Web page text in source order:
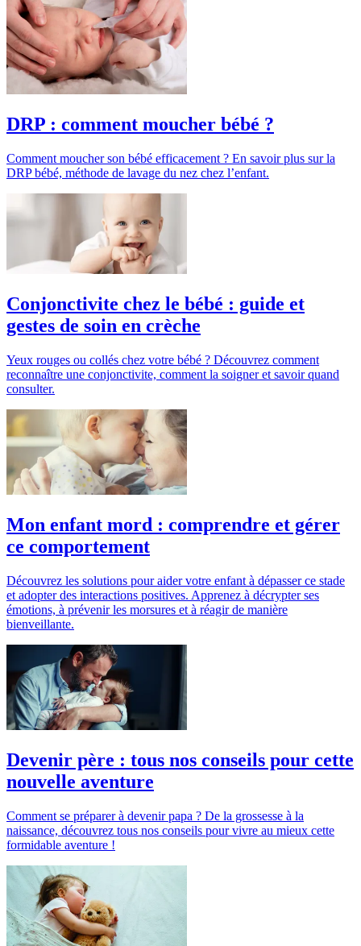
DRP : comment moucher bébé ?
Comment moucher son bébé efficacement ? En savoir plus sur la
DRP bébé, méthode de lavage du nez chez l’enfant.
Conjonctivite chez le bébé : guide et
gestes de soin en crèche
Yeux rouges ou collés chez votre bébé ? Découvrez comment
reconnaître une conjonctivite, comment la soigner et savoir quand
consulter.
Mon enfant mord : comprendre et gérer
ce comportement
Découvrez les solutions pour aider votre enfant à dépasser ce stade
et adopter des interactions positives. Apprenez à décrypter ses
émotions, à prévenir les morsures et à réagir de manière
bienveillante.
Devenir père : tous nos conseils pour cette
nouvelle aventure
Comment se préparer à devenir papa ? De la grossesse à la
naissance, découvrez tous nos conseils pour vivre au mieux cette
formidable aventure !